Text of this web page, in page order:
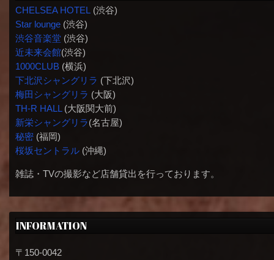
CHELSEA HOTEL (渋谷)
Star lounge(渋谷)
渋谷音楽堂(渋谷)
近未来会館(渋谷)
1000CLUB(横浜)
下北沢シャングリラ (下北沢)
梅田シャングリラ (大阪)
TH-R HALL(大阪関大前)
新栄シャングリラ(名古屋)
秘密(福岡)
桜坂セントラル(沖縄)
雑誌・TVの撮影など店舗貸出を行っております。
INFORMATION
〒150-0042